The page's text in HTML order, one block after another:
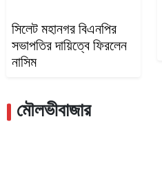
সিলেট মহানগর বিএনপির
সভাপতির দায়িত্বে ফিরলেন
নাসিম
মৌলভীবাজার